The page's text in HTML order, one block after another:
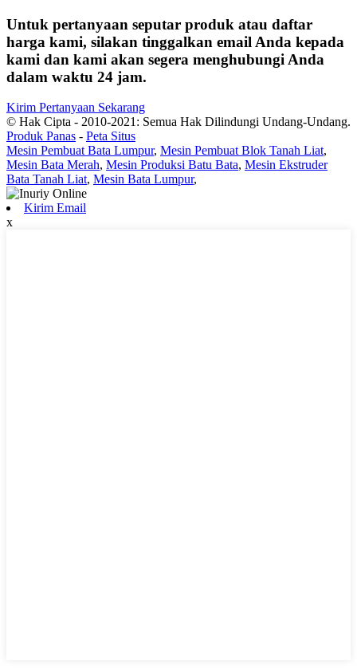
Untuk pertanyaan seputar produk atau daftar
harga kami, silakan tinggalkan email Anda kepada
kami dan kami akan segera menghubungi Anda
dalam waktu 24 jam.
Kirim Pertanyaan Sekarang
© Hak Cipta - 2010-2021: Semua Hak Dilindungi Undang-Undang.
Produk Panas - Peta Situs
Mesin Pembuat Bata Lumpur, Mesin Pembuat Blok Tanah Liat,
Mesin Bata Merah, Mesin Produksi Batu Bata, Mesin Ekstruder
Bata Tanah Liat, Mesin Bata Lumpur,
Kirim Email
x